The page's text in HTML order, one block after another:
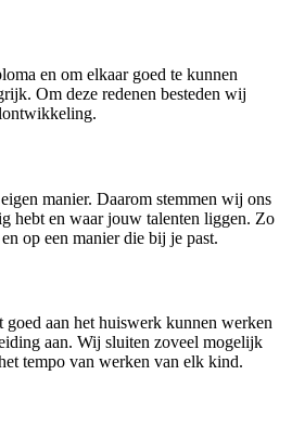
en om elkaar goed te kunnen
Om deze redenen besteden wij
manier. Daarom stemmen wij ons
hebt en waar jouw talenten liggen. Zo
op een manier die bij je past.
aan het huiswerk kunnen werken
aan. Wij sluiten zoveel mogelijk
tempo van werken van elk kind.